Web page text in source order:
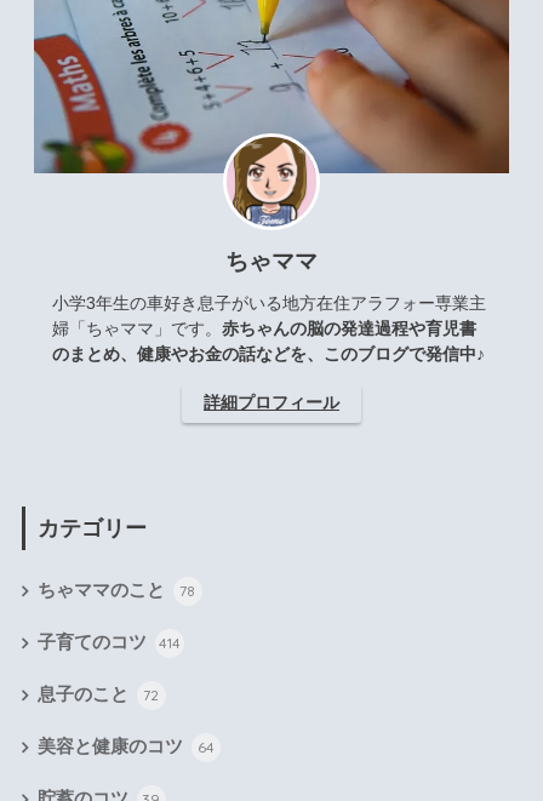
ちゃママ
小学3年生の車好き息子がいる地方在住アラフォー専業主
婦「ちゃママ」です。 赤ちゃんの脳の発達過程や育児書
のまとめ、健康やお金の話などを、このブログで発信中♪
詳細プロフィール
カテゴリー
ちゃママのこと 78
子育てのコツ 414
息子のこと 72
美容と健康のコツ 64